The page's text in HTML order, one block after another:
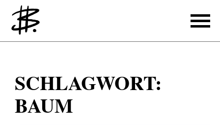
Schreiben
Referenzen
Produzieren
SCHLAGWORT:
BAUM